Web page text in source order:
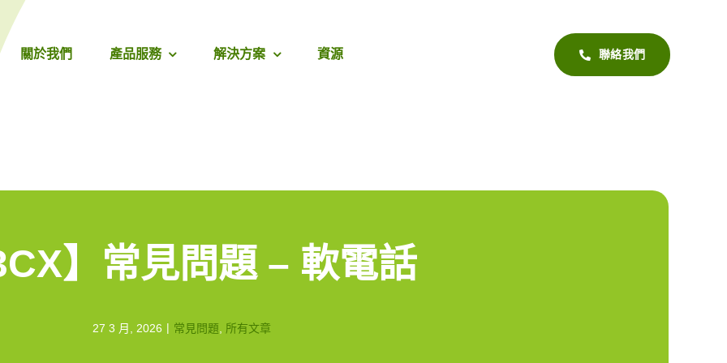
關於我們 產品服務 解決方案 資源 聯絡我們
】常見問題 – 軟電話
27 3 月, 2026 | 常見問題 所有文章